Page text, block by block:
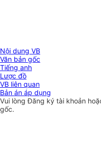
Nội dung VB
Văn bản gốc
Tiếng anh
Lược đồ
VB liên quan
Bản án áp dụng
Vui lòngĐăng ký tài khoản
gốc.